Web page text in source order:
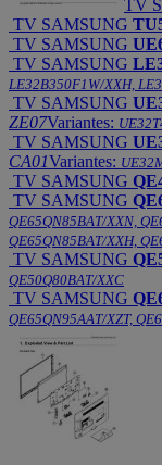
TV
TV SAMSUNG
TV SAMSUNG
TV SAMSUNG
LE32B350F1W/XXH,
TV SAMSUNG
ZE07Variantes:
TV SAMSUNG
CA01Variantes:
TV SAMSUNG
TV SAMSUNG
QE65QN85BAT/XXN,
QE65QN85BAT/XXH,
TV SAMSUNG
QE50Q80BAT/XXC
TV SAMSUNG
QE65QN95AAT/XZT,